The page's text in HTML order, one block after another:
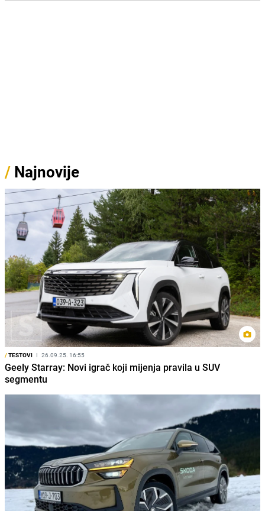
/ Najnovije
/TESTOVI I 26.09.25. 16:55
Geely Starray: Novi igrač koji mijenja pravila u SUV
segmentu